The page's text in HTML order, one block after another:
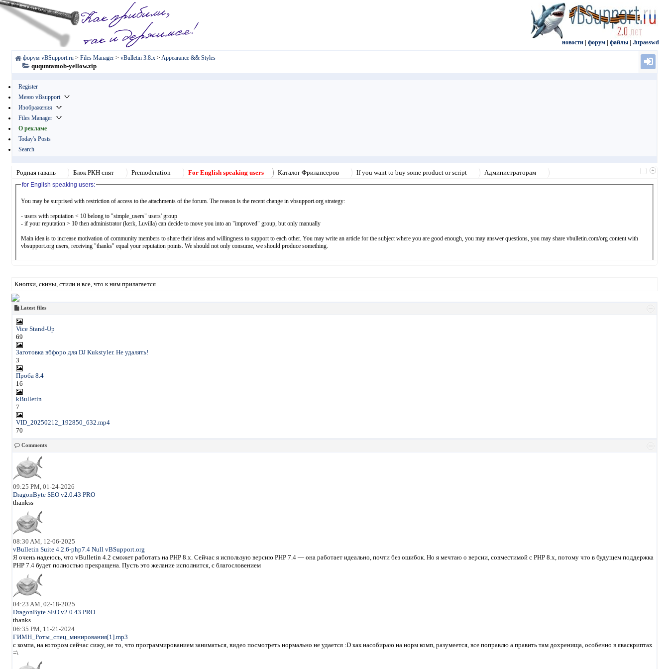
новости форум файлы .htpasswd
форум vBSupport.ru > Files Manager > vBulletin 3.8.x > Appearance && Styles
ququntamob-yellow.zip
Register
Меню vBsupport
Изображения
Files Manager
О рекламе
Today's Posts
Search
Родная гавань Блок РКН снят Premoderation For English speaking users Каталог Фрилансеров If you want to buy some product or script Администраторам
for English speaking users:
You may be surprised with restriction of access to the attachments of the forum. The reason is the recent change in vbsupport.org strategy:
- users with reputation < 10 belong to "simple_users" users' group
- if your reputation > 10 then administrator (kerk, Luvilla) can decide to move you into an "improved" group, but only manually
Main idea is to increase motivation of community members to share their ideas and willingness to support to each other. You may write an article for the subject where you are good enough, you may answer questions, you may share vbulletin.com/org content with
vbsupport.org users, receiving "thanks" equal your reputation points. We should not only consume, we should produce something.
10 $ for 3 months. - this group can download attachments, reputation/posts do not matter.
Please contact kerk or Luvilla regarding payments.
Important!:
- if your reputation will become less then 0, you will be moved into "simple_users" users' group automatically.*
*for temporary groups (pre-paid for 3 months) reputation/posts do not matter.
Кнопки, скины, стили и все, что к ним прилагается
Latest files
Vice Stand-Up
69
Заготовка вбфоро для DJ Kukstyler. Не удалять!
3
Проба 8.4
16
kBulletin
7
VID_20250212_192850_632.mp4
70
Comments
09:25 PM, 01-24-2026
DragonByte SEO v2.0.43 PRO
thankss
08:30 AM, 12-06-2025
vBulletin Suite 4.2.6-php7.4 Null vBSupport.org
Я очень надеюсь, что vBulletin 4.2 сможет работать на PHP 8.x. Сейчас я использую версию PHP 7.4 — она работает идеально, почти без ошибок. Но я мечтаю о версии, совместимой с PHP 8.x, потому что в будущем поддержка
PHP 7.4 будет полностью прекращена. Пусть это желание исполнится, с благословением
04:23 AM, 02-18-2025
DragonByte SEO v2.0.43 PRO
thanks
06:35 PM, 11-21-2024
ГИМН_Роты_спец_минирования[1].mp3
с компа, на котором сейчас сижу, не то, что программированием заниматься, видео посмотреть нормально не удается :D как насобираю на норм комп, разумеется, все поправлю а править там дохренища, особенно в яваскриптах
=\